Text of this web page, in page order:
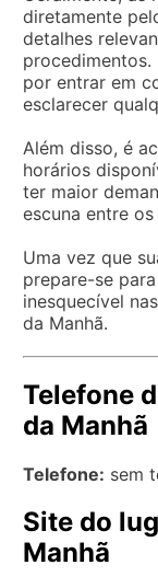
diretamente
detalhes
por entrar em
esclarecer
Além disso, é
horários
ter maior
escuna entre
Uma vez que
prepare-se
inesquecível
da Manhã.
Telefone
da Manhã
Telefone: sem
Site do
Manhã